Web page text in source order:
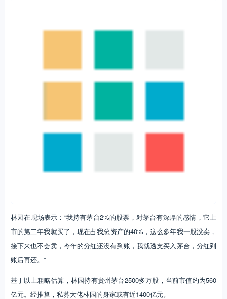
林园在现场表示：“我持有茅台2%的股票，对茅台有深厚的感情，它上
市的第二年我就买了，现在占我总资产的40%，这么多年我一股没卖，
接下来也不会卖，今年的分红还没有到账，我就透支买入茅台，分红到
账后再还。”
基于以上粗略估算，林园持有贵州茅台2500多万股，当前市值约为560
亿元。经推算，私募大佬林园的身家或有近1400亿元。